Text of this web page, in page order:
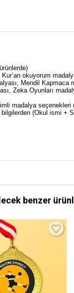
okuyorum
Mendil
Zeka Oyunları
madalya seçenekleri
(Okul ismi +
benzer